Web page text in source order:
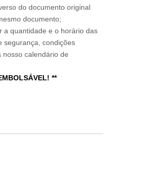
do documento original
documento;
a quantidade e o horário das
segurança, condições
nosso calendário de
**